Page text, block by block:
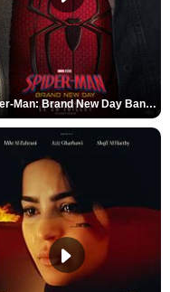
Spider-Man: Brand New Day Bande-annonce VO STFR